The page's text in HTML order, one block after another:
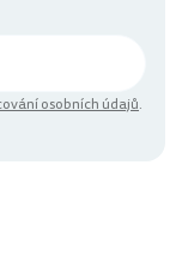
osobních údajů.